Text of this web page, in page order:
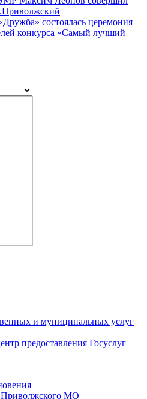
состоялась церемония
конкурса «Самый лучший
Приволжского МО